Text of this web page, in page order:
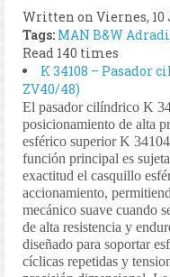
Written on Viernes, 10
Tags: MAN B&W
Read 140 times
K 34108 – Pasador
ZV40/48)
El pasador cilíndrico K
posicionamiento de alta
esférico superior K
función principal es
exactitud el casquillo
accionamiento,
mecánico suave cuando
de alta resistencia y
diseñado para soportar
cíclicas repetidas y